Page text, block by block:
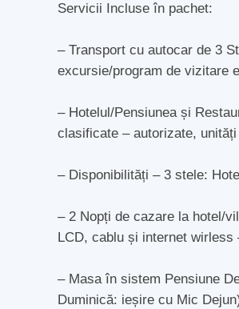
Servicii Incluse în pachet:
– Transport cu autocar de 3
excursie/program de vizitare
– Hotelul/Pensiunea și
clasificate – autorizate,
– Disponibilități – 3 stele:
– 2 Nopți de cazare la hotel/
LCD, cablu și internet wirless
– Masa în sistem Pensiune
Duminică: ieșire cu Mic